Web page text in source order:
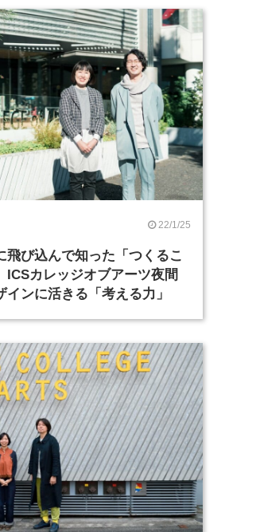
22/1/25
飛び込んで知った「つくるこ
ICSカレッジオブアーツ夜間
インに活きる「考える力」